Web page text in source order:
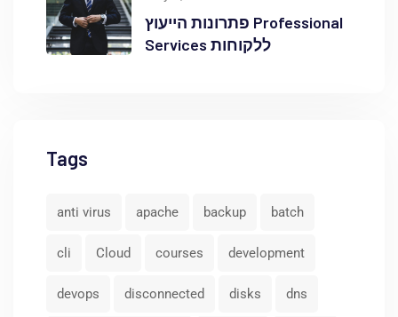
פתרונות הייעוץ Professional
Services ללקוחות
Tags
anti virus apache backup batch
cli Cloud courses development
devops disconnected disks dns